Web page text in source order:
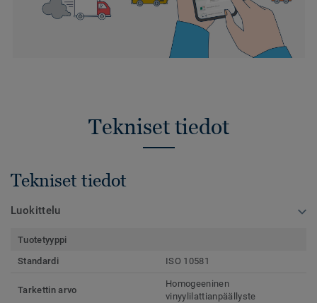
Tekniset tiedot
Tekniset tiedot
Luokittelu
Tuotetyyppi
Standardi
ISO 10581
Tarkettin arvo
Homogeeninen
vinyylilattianpäällyste